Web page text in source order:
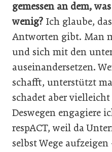
gemessen an dem,
wenig? Ich glaube,
Antworten gibt. Man
und sich mit den
auseinandersetzen.
schafft, unterstützt
schadet aber
Deswegen engagiere
respACT, weil da
selbst Wege